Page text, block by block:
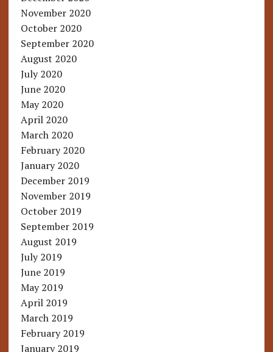
November 2020
October 2020
September 2020
August 2020
July 2020
June 2020
May 2020
April 2020
March 2020
February 2020
January 2020
December 2019
November 2019
October 2019
September 2019
August 2019
July 2019
June 2019
May 2019
April 2019
March 2019
February 2019
January 2019